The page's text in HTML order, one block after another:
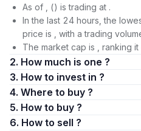
As of , () is trading at .
In the last 24 hours, the
price is , with a trading
The market cap is , ranking
2. How much is one ?
3. How to invest in ?
4. Where to buy ?
5. How to buy ?
6. How to sell ?